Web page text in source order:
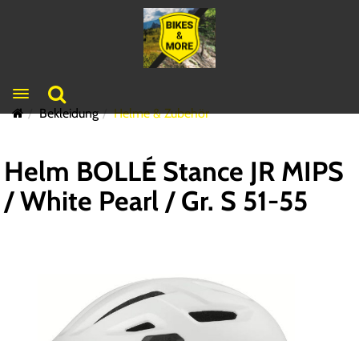
Toggle navigation
Bekleidung
Helme & Zubehör
Helm BOLLÉ Stance JR MIPS
/ White Pearl / Gr. S 51-55